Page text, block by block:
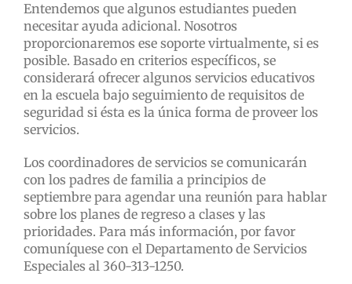
Entendemos que algunos estudiantes pueden
necesitar ayuda adicional. Nosotros
proporcionaremos ese soporte virtualmente, si es
posible. Basado en criterios específicos, se
considerará ofrecer algunos servicios educativos
en la escuela bajo seguimiento de requisitos de
seguridad si ésta es la única forma de proveer los
servicios.
Los coordinadores de servicios se comunicarán
con los padres de familia a principios de
septiembre para agendar una reunión para hablar
sobre los planes de regreso a clases y las
prioridades. Para más información, por favor
comuníquese con el Departamento de Servicios
Especiales al 360-313-1250.